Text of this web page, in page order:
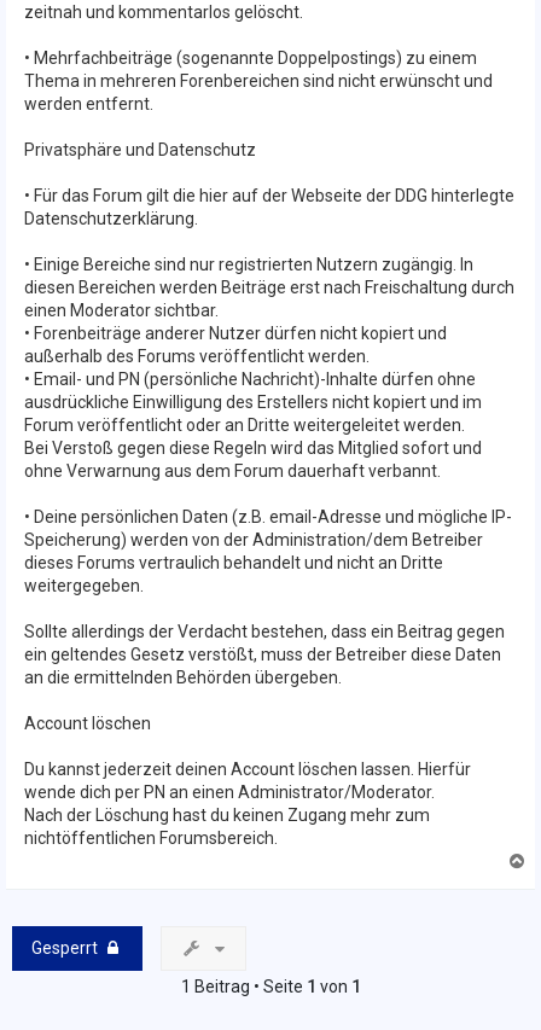
zeitnah und kommentarlos gelöscht.
• Mehrfachbeiträge (sogenannte Doppelpostings) zu einem
Thema in mehreren Forenbereichen sind nicht erwünscht und
werden entfernt.
Privatsphäre und Datenschutz
• Für das Forum gilt die hier auf der Webseite der DDG hinterlegte
Datenschutzerklärung.
• Einige Bereiche sind nur registrierten Nutzern zugängig. In
diesen Bereichen werden Beiträge erst nach Freischaltung durch
einen Moderator sichtbar.
• Forenbeiträge anderer Nutzer dürfen nicht kopiert und
außerhalb des Forums veröffentlicht werden.
• Email- und PN (persönliche Nachricht)-Inhalte dürfen ohne
ausdrückliche Einwilligung des Erstellers nicht kopiert und im
Forum veröffentlicht oder an Dritte weitergeleitet werden.
Bei Verstoß gegen diese Regeln wird das Mitglied sofort und
ohne Verwarnung aus dem Forum dauerhaft verbannt.
• Deine persönlichen Daten (z.B. email-Adresse und mögliche IP-
Speicherung) werden von der Administration/dem Betreiber
dieses Forums vertraulich behandelt und nicht an Dritte
weitergegeben.
Sollte allerdings der Verdacht bestehen, dass ein Beitrag gegen
ein geltendes Gesetz verstößt, muss der Betreiber diese Daten
an die ermittelnden Behörden übergeben.
Account löschen
Du kannst jederzeit deinen Account löschen lassen. Hierfür
wende dich per PN an einen Administrator/Moderator.
Nach der Löschung hast du keinen Zugang mehr zum
nichtöffentlichen Forumsbereich.
Gesperrt
1 Beitrag • Seite 1 von 1